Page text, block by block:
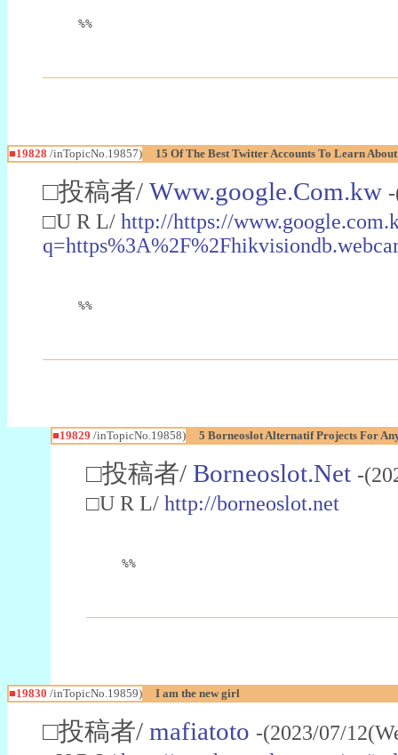
%%
■19828 /inTopicNo.19857) 15 Of The Best Twitter Accounts To Learn About
□投稿者/ Www.google.Com.kw
□U R L/ http://https://
%%
■19829 /inTopicNo.19858) 5 Borneoslot Alternatif Projects For
□投稿者/ Borneoslot.Net -
□U R L/ http://borneoslot.net
%%
■19830 /inTopicNo.19859) I am the new girl
□投稿者/ mafiatoto -(2023/07/